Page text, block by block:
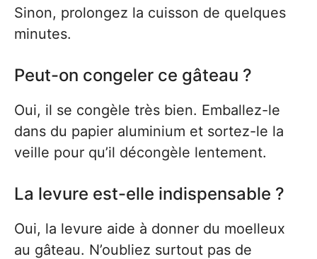
Sinon, prolongez la cuisson de quelques
minutes.
Peut-on congeler ce gâteau ?
Oui, il se congèle très bien. Emballez-le
dans du papier aluminium et sortez-le la
veille pour qu’il décongèle lentement.
La levure est-elle indispensable ?
Oui, la levure aide à donner du moelleux
au gâteau. N’oubliez surtout pas de